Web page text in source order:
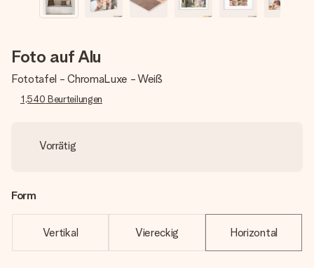
Foto auf Alu
Fototafel - ChromaLuxe - Weiß
1,540 Beurteilungen
Vorrätig
Form
Vertikal Viereckig Horizontal